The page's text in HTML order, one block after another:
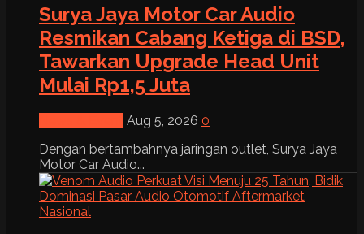
Surya Jaya Motor Car Audio
Resmikan Cabang Ketiga di BSD,
Tawarkan Upgrade Head Unit
Mulai Rp1,5 Juta
Aug 5, 2026 0
Dengan bertambahnya jaringan outlet, Surya Jaya
Motor Car Audio...